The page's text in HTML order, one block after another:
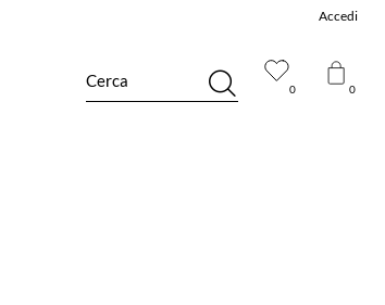
0 0
Cerca
Accedi